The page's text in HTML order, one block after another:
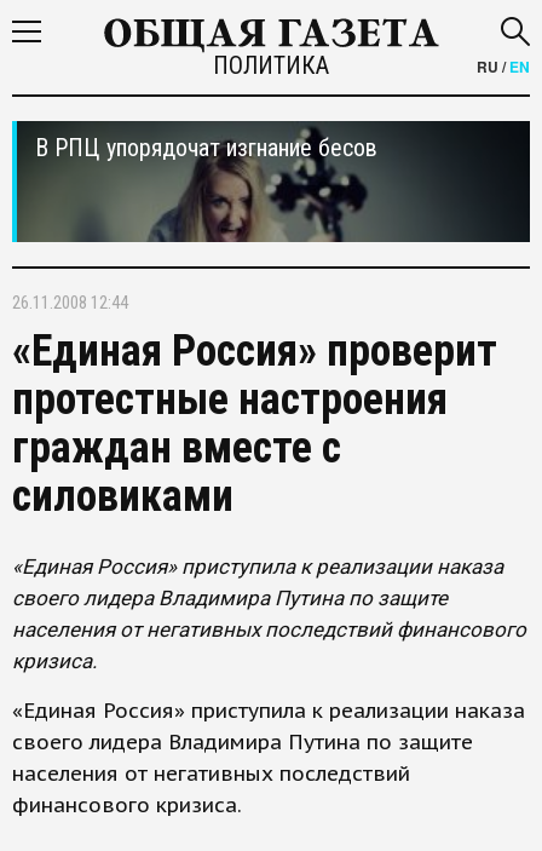
ПОЛИТИКА RU /EN
В РПЦ упорядочат изгнание бесов
26.11.2008 12:44
«Единая Россия» проверит
протестные настроения
граждан вместе с
силовиками
«Единая Россия» приступила к реализации наказа
своего лидера Владимира Путина по защите
населения от негативных последствий финансового
кризиса.
«Единая Россия» приступила к реализации наказа
своего лидера Владимира Путина по защите
населения от негативных последствий
финансового кризиса.